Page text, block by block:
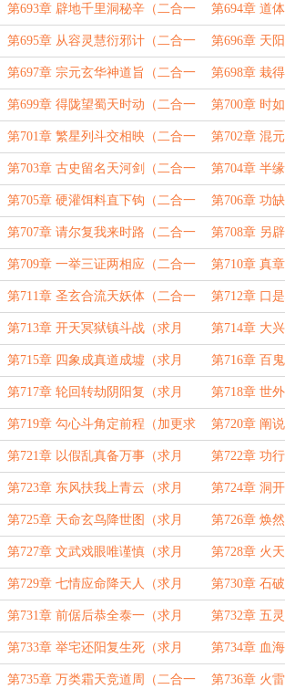
求订！） 一）
第693章 辟地千里洞秘辛（二合一
求订！）
第694章 道
一）
第695章 从容灵慧衍邪计（二合一
求订！）
第696章 天
一）
第697章 宗元玄华神道旨（二合一
求订！）
第698章 栽
一）
第699章 得陇望蜀天时动（二合一
求订！）
第700章 时
一）
第701章 繁星列斗交相映（二合一
求订！）
第702章 混
一）
第703章 古史留名天河剑（二合一
求订！）
第704章 半
一）
第705章 硬灌饵料直下钩（二合一
求订！）
第706章 功
一）
第707章 请尔复我来时路（二合一
求订！）
第708章 另
一）
第709章 一举三证两相应（二合一
求订！）
第710章 真
一）
第711章 圣玄合流天妖体（二合一
求订！）
第712章 口
月票！）
第713章 开天冥狱镇斗战（求月
票！）
第714章 大
票！）
第715章 四象成真道成墟（求月
票！）
第716章 百
票！）
第717章 轮回转劫阴阳复（求月
票！）
第718章 世
票！）
第719章 勾心斗角定前程（加更求
月票！）
第720章 阐
票！）
第721章 以假乱真备万事（求月
票！）
第722章 功
票！）
第723章 东风扶我上青云（求月
票！）
第724章 洞
票！）
第725章 天命玄鸟降世图（求月
票！）
第726章 焕
票！）
第727章 文武戏眼唯谨慎（求月
票！）
第728章 火
票！）
第729章 七情应命降天人（求月
票！）
第730章 石
票！）
第731章 前倨后恭全泰一（求月
票！）
第732章 五
票！）
第733章 举宅还阳复生死（求月
票！）
第734章 血
一）
第735章 万类霜天竞道周（二合一 第736章 火